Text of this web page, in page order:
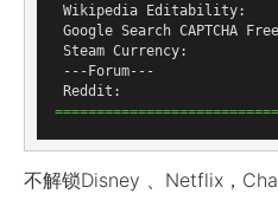
Wikipedia Editability:
Google Search
Steam Currency:
---Forum---
不解锁Disney 、Netflix，